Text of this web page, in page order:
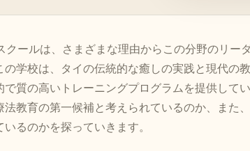
ールは、さまざまな理由からこの分野のリー
学校は、タイの伝統的な癒しの実践と現代の
質の高いトレーニングプログラムを提供して
教育の第一候補と考えられているのか、また
るのかを探っていきます。